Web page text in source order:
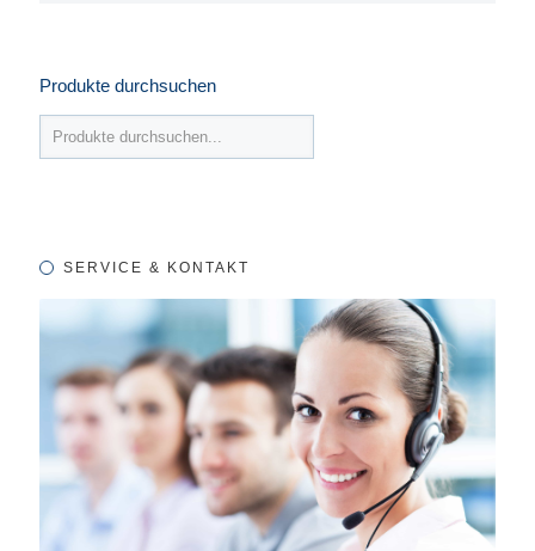
Produkte durchsuchen
SERVICE & KONTAKT